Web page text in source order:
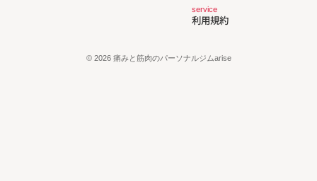
service
利用規約
© 2026 痛みと筋肉のパーソナルジムarise